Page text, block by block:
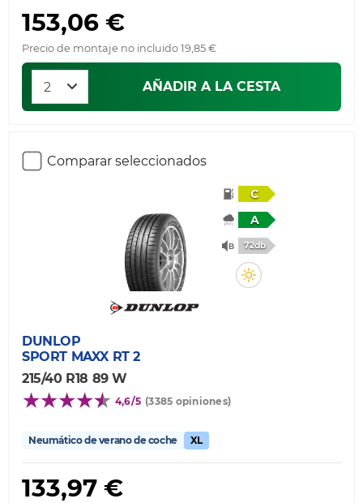
153,06 €
Precio de montaje no incluido 19,85 €
AÑADIR A LA CESTA
Comparar seleccionados
C
A
72db
DUNLOP
SPORT MAXX RT 2
215/40 R18 89 W
4,6/5 (3385 opiniones)
Neumático de verano de coche XL
133,97 €